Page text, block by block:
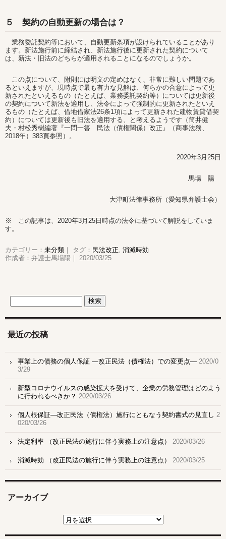
５ 契約の自動更新の場合は？
業務委託契約等において、自動更新条項が設けられていることがあり
ます。新法施行前に締結され、新法施行後に更新された契約について
は、新法・旧法のどちらが適用されることになるのでしょうか。
この点について、附則には明文の定めはなく、非常に難しい問題であ
るといえますが、現時点で最も有力な見解は、何らかの合意によって更
新されたといえるもの（たとえば、業務委託契約等）については更新後
の契約について新法を適用し、法令によって強制的に更新されたといえ
るもの（たとえば、借地借家法26条1項によって更新された建物賃貸借契
約）については更新後も旧法を適用する、と考えるようです（筒井健
夫・村松秀樹編著『一問一答 民法（債権関係）改正』（商事法務、
2018年）383頁参照）。
2020年3月25日
馬場 陽
大津町法律事務所（愛知県弁護士会）
※ この記事は、2020年3月25日時点の法令に基づいて解説をしていま
す。
カテゴリー： 未分類 ｜ タグ： 民法改正 消滅時効
作成者：弁護士馬場陽｜ 2020/03/25
最近の投稿
事業上の債務の個人保証 ―改正民法（債権法）での変更点― 2020/0
3/29
新型コロナウイルスの感染拡大を受けて、企業の労務管理はどのよう
に行われるべきか？ 2020/03/26
個人根保証―改正民法（債権法）施行にともなう契約書式の見直し 2
020/03/26
法定利率 （改正民法の施行に伴う実務上の注意点） 2020/03/26
消滅時効 （改正民法の施行に伴う実務上の注意点） 2020/03/25
アーカイブ
カ